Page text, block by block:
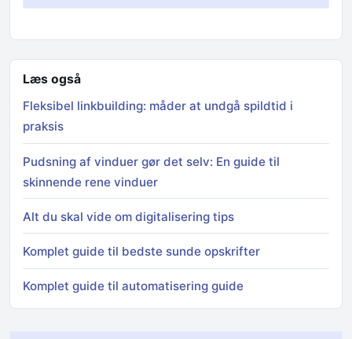
Læs også
Fleksibel linkbuilding: måder at undgå spildtid i
praksis
Pudsning af vinduer gør det selv: En guide til
skinnende rene vinduer
Alt du skal vide om digitalisering tips
Komplet guide til bedste sunde opskrifter
Komplet guide til automatisering guide